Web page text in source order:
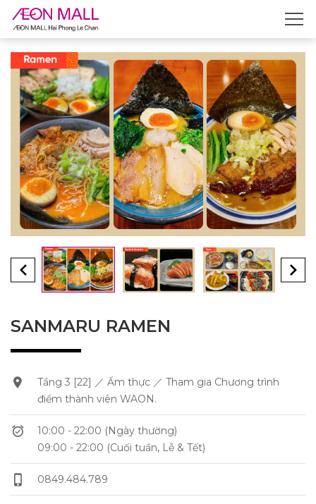
SANMARU RAMEN
Tầng 3 [22] ／ Ẩm thực ／ Tham gia Chương trình
điểm thành viên WAON.
10:00 - 22:00 (Ngày thường)
09:00 - 22:00 (Cuối tuần, Lễ & Tết)
0849.484.789